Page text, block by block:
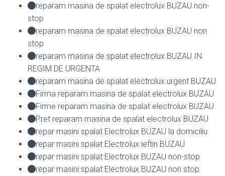
reparam masina de spalat electrolux BUZAU non-
stop
reparam masina de spalat electrolux BUZAU non
stop
reparam masina de spalat electrolux BUZAU IN
REGIM DE URGENTA
reparam masina de spalat electrolux urgent BUZAU
Firma reparam masina de spalat electrolux BUZAU
Firme reparam masina de spalat electrolux BUZAU
Pret reparam masina de spalat electrolux BUZAU
repar masini spalat Electrolux BUZAU la domiciliu
repar masini spalat Electrolux ieftin BUZAU
repar masini spalat Electrolux BUZAU non-stop
repar masini spalat Electrolux BUZAU non stop